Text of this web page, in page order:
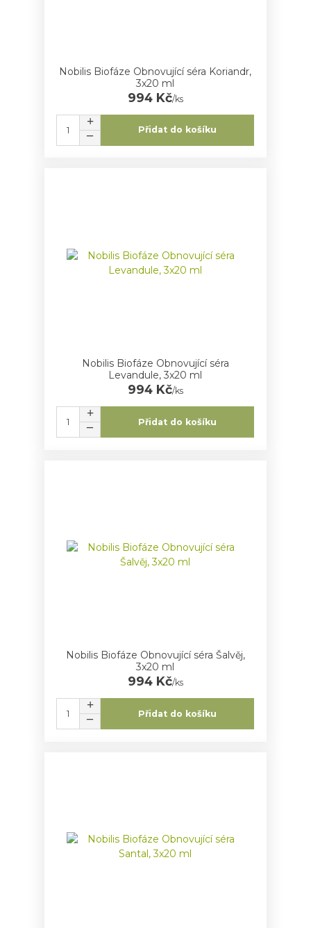
Nobilis Biofáze Obnovující séra Koriandr,
3x20 ml
994 Kč/ks
Přidat do košíku
Nobilis Biofáze Obnovující séra
Levandule, 3x20 ml
994 Kč/ks
Přidat do košíku
Nobilis Biofáze Obnovující séra Šalvěj,
3x20 ml
994 Kč/ks
Přidat do košíku